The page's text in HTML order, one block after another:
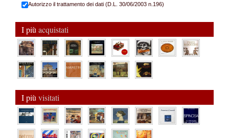
Autorizzo il trattamento dei dati (D.L. 30/06/2003 n.196)
I più acquistati
I più visitati